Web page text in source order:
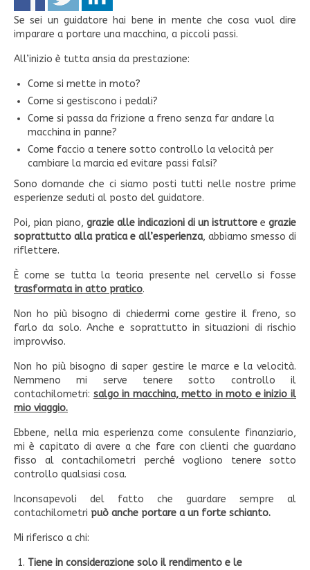
Se sei un guidatore hai bene in mente che cosa vuol dire
imparare a portare una macchina, a piccoli passi.
All’inizio è tutta ansia da prestazione:
Come si mette in moto?
Come si gestiscono i pedali?
Come si passa da frizione a freno senza far andare la
macchina in panne?
Come faccio a tenere sotto controllo la velocità per
cambiare la marcia ed evitare passi falsi?
Sono domande che ci siamo posti tutti nelle nostre prime
esperienze seduti al posto del guidatore.
Poi, pian piano, grazie alle indicazioni di un istruttore e grazie
soprattutto alla pratica e all’esperienza, abbiamo smesso di
riflettere.
È come se tutta la teoria presente nel cervello si fosse
trasformata in atto pratico.
Non ho più bisogno di chiedermi come gestire il freno, so
farlo da solo. Anche e soprattutto in situazioni di rischio
improvviso.
Non ho più bisogno di saper gestire le marce e la velocità.
Nemmeno mi serve tenere sotto controllo il
contachilometri: salgo in macchina, metto in moto e inizio il
mio viaggio.
Ebbene, nella mia esperienza come consulente finanziario,
mi è capitato di avere a che fare con clienti che guardano
fisso al contachilometri perché vogliono tenere sotto
controllo qualsiasi cosa.
Inconsapevoli del fatto che guardare sempre al
contachilometri può anche portare a un forte schianto.
Mi riferisco a chi:
Tiene in considerazione solo il rendimento e le